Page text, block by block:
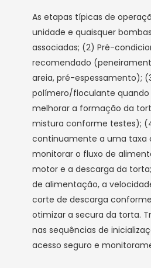
As etapas típicas de
unidade e quaisquer
associadas; (2) Pré-
recomendado
areia, pré-espessamento);
polímero/floculante quando
melhorar a formação da
mistura conforme testes);
continuamente a uma taxa
monitorar o fluxo de
motor e a descarga da
de alimentação, a
corte de descarga
otimizar a secura da torta.
nas sequências de
acesso seguro e